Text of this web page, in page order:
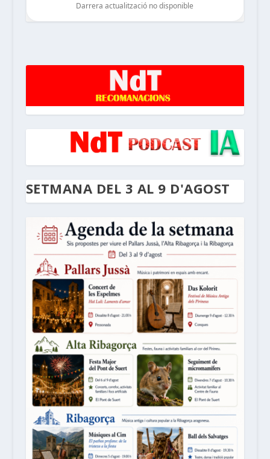
Darrera actualització no disponible
SETMANA DEL 3 AL 9 D'AGOST